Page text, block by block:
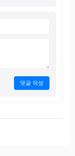
댓글 작성